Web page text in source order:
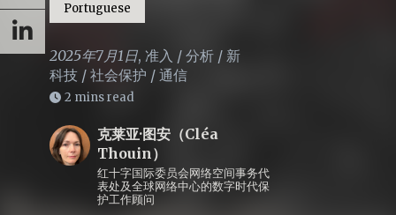
Portuguese
2025年7月1日, 准入 / 分析 / 新
科技 / 社会保护 / 通信
2 mins read
克莱亚·图安（Cléa
Thouin）
红十字国际委员会网络空间事务代
表处及全球网络中心的数字时代保
护工作顾问